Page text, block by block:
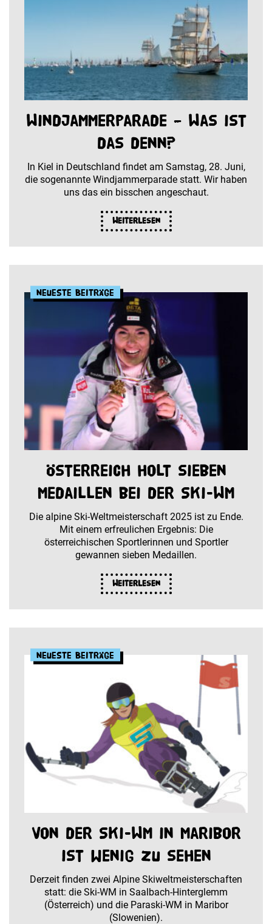
Windjammerparade – Was ist
das denn?
In Kiel in Deutschland findet am Samstag, 28. Juni,
die sogenannte Windjammerparade statt. Wir haben
uns das ein bisschen angeschaut.
Weiterlesen
Neueste Beiträge
Österreich holt sieben
Medaillen bei der Ski-WM
Die alpine Ski-Weltmeisterschaft 2025 ist zu Ende.
Mit einem erfreulichen Ergebnis: Die
österreichischen Sportlerinnen und Sportler
gewannen sieben Medaillen.
Weiterlesen
Neueste Beiträge
Von der Ski-WM in Maribor
ist wenig zu sehen
Derzeit finden zwei Alpine Skiweltmeisterschaften
statt: die Ski-WM in Saalbach-Hinterglemm
(Österreich) und die Paraski-WM in Maribor
(Slowenien).